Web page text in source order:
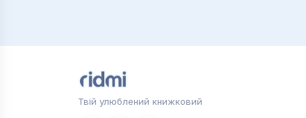
Твій улюблений книжковий